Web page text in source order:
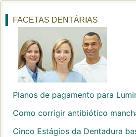
FACETAS DENTÁRIAS
Planos de pagamento para
Como corrigir antibiótico
Cinco Estágios da Dentadura